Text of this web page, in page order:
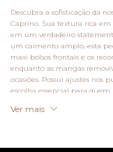
Descubra a sofisticação da
Caprino. Sua textura rica em
em um verdadeiro
um caimento amplo, esta
maxi bolsos frontais e os
enquanto as mangas
ocasiões. Possui ajustes nos
escolha essencial para
Busto 75 cm
Ver mais